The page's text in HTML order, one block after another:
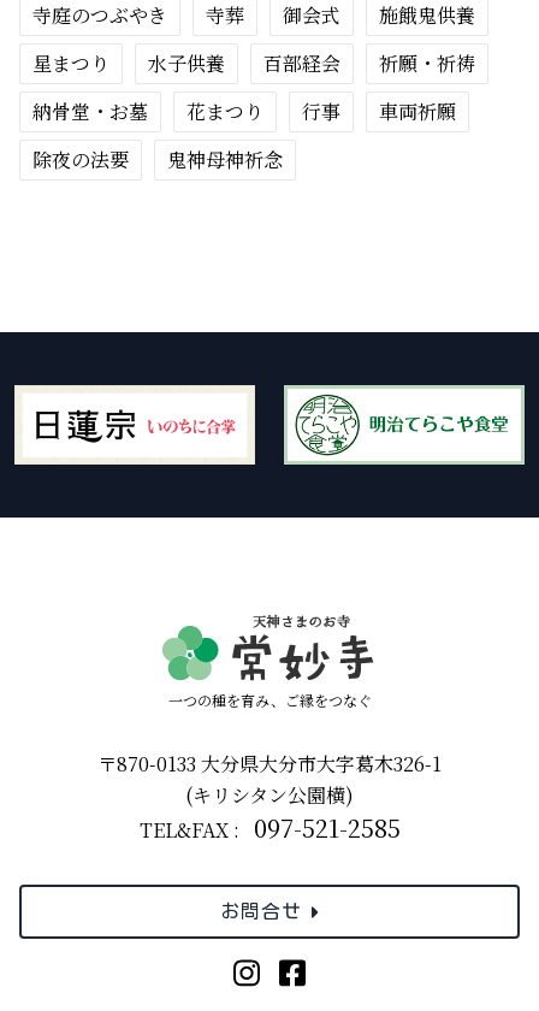
寺庭のつぶやき
寺葬 御会式
施餓鬼供養
星まつり
水子供養 百部経会
祈願・祈祷
納骨堂・お墓
花まつり 行事
車両祈願
除夜の法要
鬼神母神祈念
一つの種を育み、ご縁をつなぐ
〒870-0133 大分県大分市大字葛木326-1
(キリシタン公園横)
TEL&FAX :
097-521-2585
お問合せ